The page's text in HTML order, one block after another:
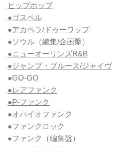
ヒップホップ
●ゴスペル
●アカペラ/ドゥーワップ
●ソウル （編集/企画盤）
●ニューオーリンズR&B
●ジャンプ・ブルース/ジャイヴ
●GO-GO
●レアファンク
●P-ファンク
●オハイオファンク
●ファンクロック
●ファンク
（編集盤）